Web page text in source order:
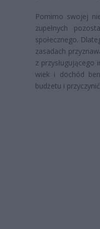
Pomimo swojej
zupełnych
społecznego.
zasadach
z
wiek i dochód
budżetu i